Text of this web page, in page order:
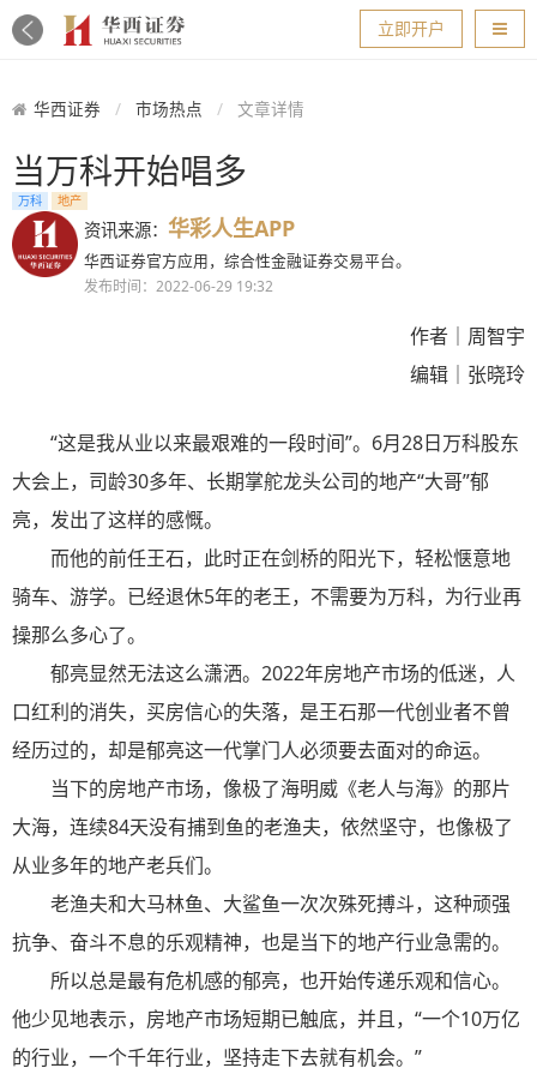
导航
立即开户
华西证券 市场热点 文章详情
当万科开始唱多
万科 地产
资讯来源： 华彩人生APP
华西证券官方应用，综合性金融证券交易平台。
发布时间：2022-06-29 19:32
作者｜周智宇
编辑｜张晓玲
“这是我从业以来最艰难的一段时间”。6月28日万科股东
大会上，司龄30多年、长期掌舵龙头公司的地产“大哥”郁
亮，发出了这样的感慨。
而他的前任王石，此时正在剑桥的阳光下，轻松惬意地
骑车、游学。已经退休5年的老王，不需要为万科，为行业再
操那么多心了。
郁亮显然无法这么潇洒。2022年房地产市场的低迷，人
口红利的消失，买房信心的失落，是王石那一代创业者不曾
经历过的，却是郁亮这一代掌门人必须要去面对的命运。
当下的房地产市场，像极了海明威《老人与海》的那片
大海，连续84天没有捕到鱼的老渔夫，依然坚守，也像极了
从业多年的地产老兵们。
老渔夫和大马林鱼、大鲨鱼一次次殊死搏斗，这种顽强
抗争、奋斗不息的乐观精神，也是当下的地产行业急需的。
所以总是最有危机感的郁亮，也开始传递乐观和信心。
他少见地表示，房地产市场短期已触底，并且，“一个10万亿
的行业，一个千年行业，坚持走下去就有机会。”